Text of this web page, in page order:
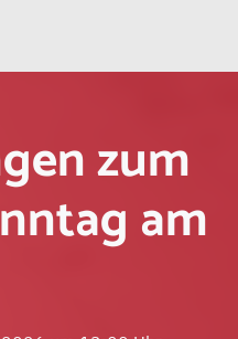
zum
am